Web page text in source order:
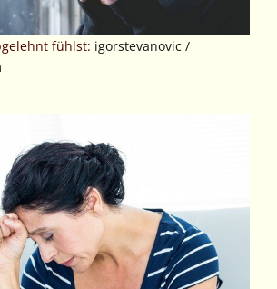
fühlst: igorstevanovic /